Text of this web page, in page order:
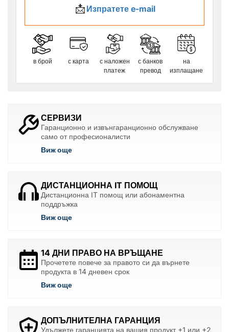
📩 Изпратете e-mail
в брой с карта
с наложен
платеж
с банков
превод
на
изплащане
СЕРВИЗИ
Гаранционно и извънгаранционно обслужване
само от професионалисти
Виж още
ДИСТАНЦИОННА IT ПОМОЩ
Дистанционна IT помощ или абонаментна
поддръжка
Виж още
14 ДНИ ПРАВО НА ВРЪЩАНЕ
Прочетете повече за правото си да върнете
продукта в 14 дневен срок
Виж още
ДОПЪЛНИТЕЛНА ГАРАНЦИЯ
Удължете гаранцията на вашия продукт +1 или +2